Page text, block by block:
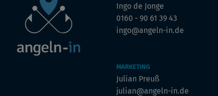
Ingo de Jonge
0160 - 90 61 39 43
ingo@angeln-in.de
MARKETING
Julian Preuß
julian@angeln-in.de